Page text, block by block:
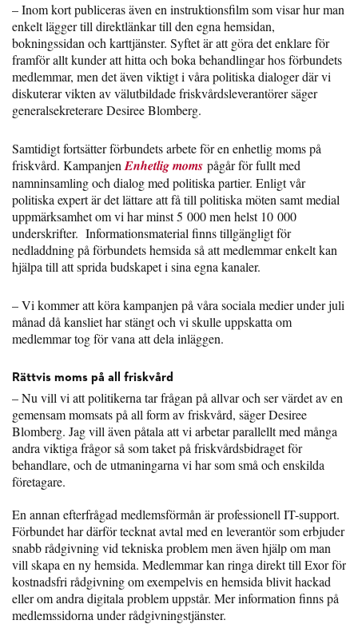
– Inom kort publiceras även en instruktionsfilm som visar hur man
enkelt lägger till direktlänkar till den egna hemsidan,
bokningssidan och karttjänster. Syftet är att göra det enklare för
framför allt kunder att hitta och boka behandlingar hos förbundets
medlemmar, men det även viktigt i våra politiska dialoger där vi
diskuterar vikten av välutbildade friskvårdsleverantörer säger
generalsekreterare Desiree Blomberg.
Samtidigt fortsätter förbundets arbete för en enhetlig moms på
friskvård. KampanjenEnhetlig moms pågår för fullt med
namninsamling och dialog med politiska partier. Enligt vår
politiska expert är det lättare att få till politiska möten samt medial
uppmärksamhet om vi har minst 5 000 men helst 10 000
underskrifter. Informationsmaterial finns tillgängligt för
nedladdning på förbundets hemsida så att medlemmar enkelt kan
hjälpa till att sprida budskapet i sina egna kanaler.
– Vi kommer att köra kampanjen på våra sociala medier under juli
månad då kansliet har stängt och vi skulle uppskatta om
medlemmar tog för vana att dela inläggen.
Rättvis moms på all friskvård
– Nu vill vi att politikerna tar frågan på allvar och ser värdet av en
gemensam momsats på all form av friskvård, säger Desiree
Blomberg. Jag vill även påtala att vi arbetar parallellt med många
andra viktiga frågor så som taket på friskvårdsbidraget för
behandlare, och de utmaningarna vi har som små och enskilda
företagare.
En annan efterfrågad medlemsförmån är professionell IT-support.
Förbundet har därför tecknat avtal med en leverantör som erbjuder
snabb rådgivning vid tekniska problem men även hjälp om man
vill skapa en ny hemsida. Medlemmar kan ringa direkt till Exor för
kostnadsfri rådgivning om exempelvis en hemsida blivit hackad
eller om andra digitala problem uppstår. Mer information finns på
medlemssidorna under rådgivningstjänster.